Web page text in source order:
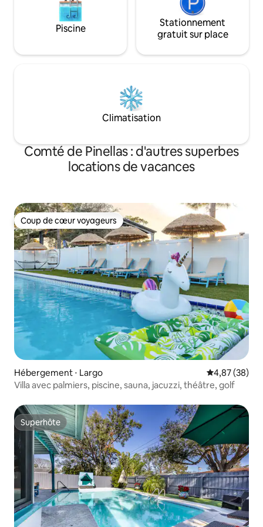
Piscine
Stationnement
gratuit sur place
Climatisation
Comté de Pinellas : d'autres superbes
locations de vacances
Coup de cœur voyageurs
Coup de cœur voyageurs
Hébergement ⋅ Largo Évaluation
4,87 (38)
Villa avec palmiers, piscine, sauna, jacuzzi, théâtre, golf
Superhôte
Superhôte